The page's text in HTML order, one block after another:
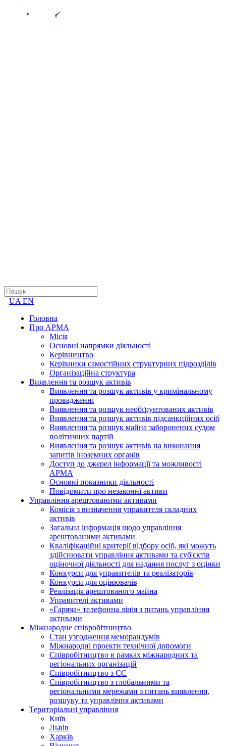
UA EN
Головна
Про АРМА
Місія
Основні напрямки діяльності
Керівництво
Керівники самостійних структурних підрозділів
Організаційна структура
Виявлення та розшук активів
Виявлення та розшук активів у кримінальному
провадженні
Виявлення та розшук необґрунтованих активів
Виявлення та розшук активів підсанкційних осіб
Виявлення та розшук майна заборонених судом
політичних партій
Виявлення та розшук активів на виконання
запитів іноземних органів
Доступ до джерел інформації та можливості
АРМА
Основні показники діяльності
Повідомити про незаконні активи
Управління арештованими активами
Комісія з визначення управителя складних
активів
Загальна інформація щодо управління
арештованими активами
Кваліфікаційні критерії відбору осіб, які можуть
здiйснювати управління активами та суб'єктів
оціночної діяльності для надання послуг з оцінки
Конкурси для управителів та реалізаторів
Конкурси для оцінювачів
Реалізація арештованого майна
Управителі активами
«Гаряча» телефонна лінія з питань управління
активами
Міжнародне співробітництво
Стан узгодження меморандумів
Міжнародні проекти технічної допомоги
Співробітництво в рамках міжнародних та
регіональних організацій
Співробітництво з ЄС
Співробітництво з глобальними та
регіональними мережами з питань виявлення,
розшуку та управління активами
Територіальні управління
Київ
Львів
Харків